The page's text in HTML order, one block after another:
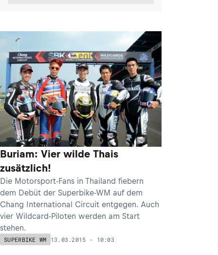
Buriam: Vier wilde Thais
zusätzlich!
Die Motorsport-Fans in Thailand fiebern
dem Debüt der Superbike-WM auf dem
Chang International Circuit entgegen. Auch
vier Wildcard-Piloten werden am Start
stehen.
SUPERBIKE WM 13.03.2015 - 10:03